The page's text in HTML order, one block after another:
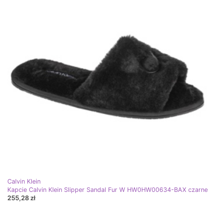
Calvin Klein
Kapcie Calvin Klein Slipper Sandal Fur W HW0HW00634-BAX czarne
255,28 zł